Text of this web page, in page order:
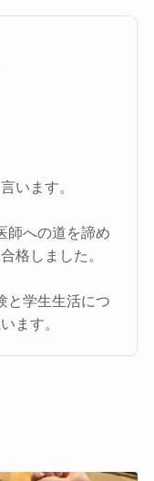
います。
師への道を諦め
格しました。
と学生生活につ
ます。